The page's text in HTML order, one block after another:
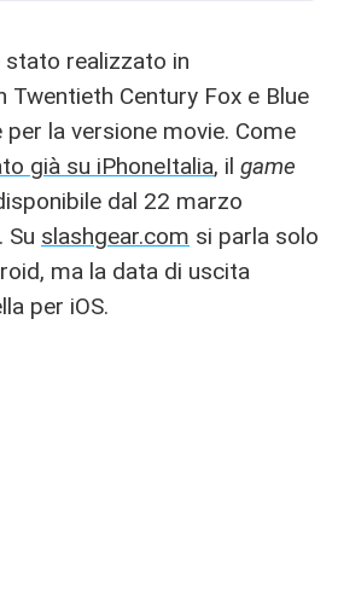
stato realizzato in
Twentieth Century Fox e Blue
per la versione movie. Come
già su iPhoneItalia, il game
dal 22 marzo
Su slashgear.com si parla solo
ma la data di uscita
per iOS.